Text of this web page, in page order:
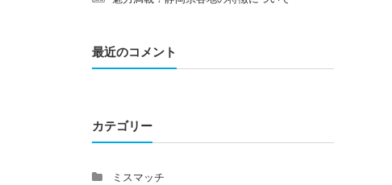
最近のコメント
カテゴリー
ミスマッチ